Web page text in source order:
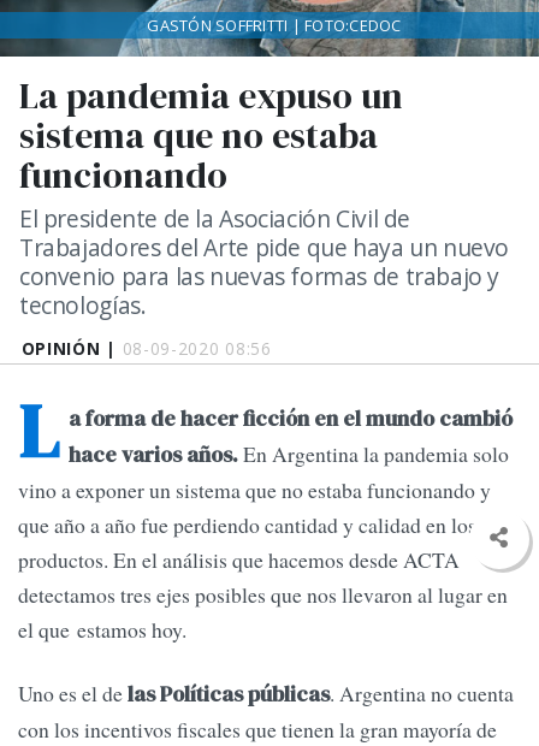
OPINIÓN | 08-09-2020 08:56
La pandemia expuso un
sistema que no estaba
funcionando
El presidente de la Asociación Civil de
Trabajadores del Arte pide que haya un nuevo
convenio para las nuevas formas de trabajo y
tecnologías.
GASTÓN SOFFRITTI | FOTO:CEDOC
L a forma de hacer ficción en el mundo cambió
hace varios años.En Argentina la pandemia solo
vino a exponer un sistema que no estaba funcionando y
que año a año fue perdiendo cantidad y calidad en los
productos. En el análisis que hacemos desde ACTA
detectamos tres ejes posibles que nos llevaron al lugar en
el que estamos hoy.
Uno es el delas Políticas públicas. Argentina no cuenta
con los incentivos fiscales que tienen la gran mayoría de